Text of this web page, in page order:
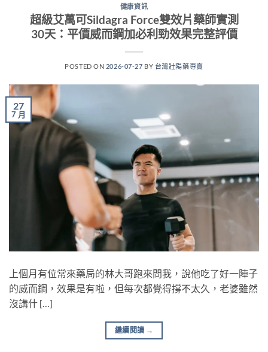
健康資訊
超級艾萬可Sildagra Force雙效片藥師實測
30天：平價威而鋼加必利勁效果完整評價
POSTED ON 2026-07-27 BY 台灣壯陽藥專賣
27
7 月
上個月有位常來藥局的林大哥跑來問我，說他吃了好一陣子
的威而鋼，效果是有啦，但每次都覺得撐不太久，老婆雖然
沒講什 […]
繼續閱讀 →